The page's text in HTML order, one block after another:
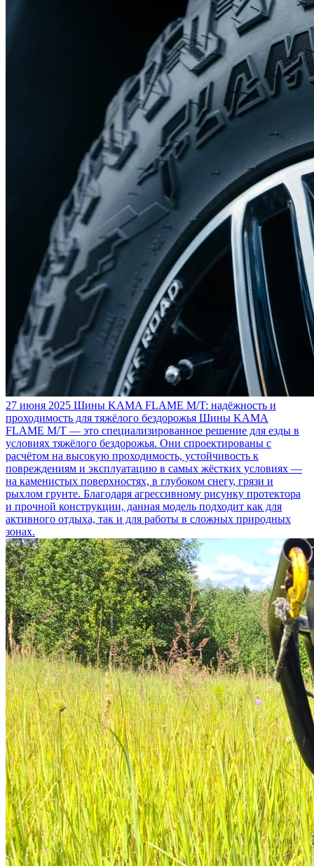
27 июня 2025 Шины KAMA FLAME M/T: надёжность и
проходимость для тяжёлого бездорожья Шины KAMA
FLAME M/T — это специализированное решение для езды в
условиях тяжёлого бездорожья. Они спроектированы с
расчётом на высокую проходимость, устойчивость к
повреждениям и эксплуатацию в самых жёстких условиях —
на каменистых поверхностях, в глубоком снегу, грязи и
рыхлом грунте. Благодаря агрессивному рисунку протектора
и прочной конструкции, данная модель подходит как для
активного отдыха, так и для работы в сложных природных
зонах.